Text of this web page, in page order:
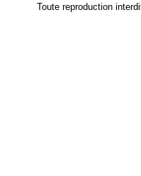
Toute reproduction